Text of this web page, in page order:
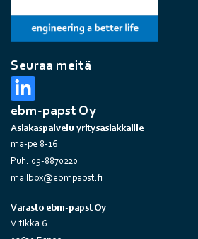
Seuraa meitä
ebm-papst Oy
Asiakaspalvelu yritysasiakkaille
ma-pe 8-16
Puh. 09-8870220
mailbox@ebmpapst.fi
Varasto ebm-papst Oy
Vitikka 6